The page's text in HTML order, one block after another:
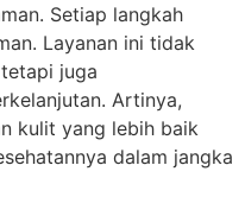
Setiap langkah
Layanan ini tidak
juga
Artinya,
kulit yang lebih baik
dalam jangka